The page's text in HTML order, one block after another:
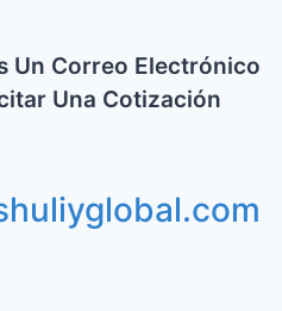
Un Correo Electrónico
Una Cotización